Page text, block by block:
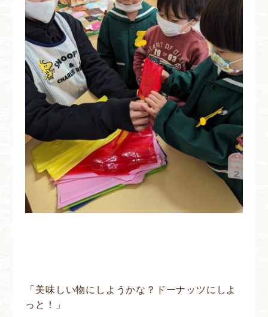
「美味しい物にしようかな？ドーナッツにしよ
っと！」